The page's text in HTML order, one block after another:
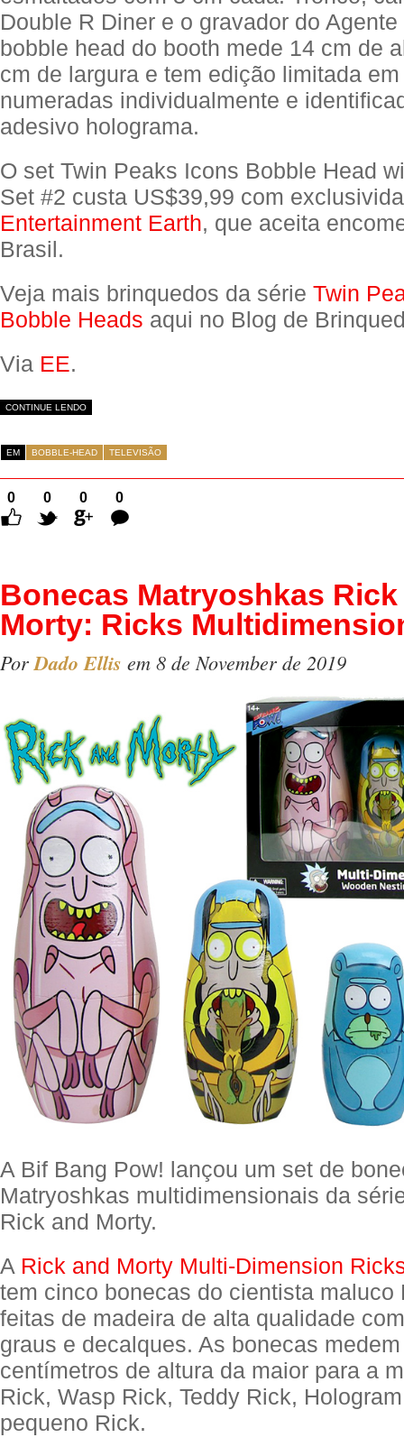
Double R Diner e o gravador do Agente
bobble head do booth mede 14 cm de
cm de largura e tem edição limitada
numeradas individualmente e
adesivo holograma.
O set Twin Peaks Icons Bobble Head
Set #2 custa US$39,99 com
Entertainment Earth, que aceita
Brasil.
Veja mais brinquedos da série Twin
Bobble Heads aqui no Blog de
Via EE.
CONTINUE LENDO
EM BOBBLE-HEAD TELEVISÃO
0 0 0
0
Comentários
Bonecas Matryoshkas
Morty: Ricks
Por Dado Ellis em 8 de November de 2019
A Bif Bang Pow! lançou um set de
Matryoshkas multidimensionais da
Rick and Morty.
A Rick and Morty Multi-Dimension
tem cinco bonecas do cientista maluco
feitas de madeira de alta qualidade
graus e decalques. As bonecas
centímetros de altura da maior para a
Rick, Wasp Rick, Teddy Rick,
pequeno Rick.